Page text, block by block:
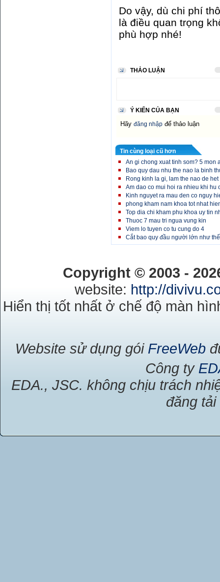
Do vậy, dù chi phí
là điều quan trọng
phù hợp nhé!
THẢO LUẬN
Ý KIẾN CỦA BẠN
Hãy đăng nhập để thảo luận
Tin cùng loại cũ hơn
An gi chong xuat tinh som? 5 mon
Bao quy dau nhu the nao la binh
Rong kinh la gi, lam the nao de het
Am dao co mui hoi ra nhieu khi hu
Kinh nguyet ra mau den co nguy
phong kham nam khoa tot nhat
Top dia chi kham phu khoa uy tin
Thuoc 7 mau tri ngua vung kin
Viem lo tuyen co tu cung do 4
Cắt bao quy đầu người lớn như
Copyright © 2003 -
website: http://
Hiển thị tốt nhất ở chế độ màn
Website sử dụng gói FreeWeb
Công ty
EDA., JSC. không chịu trách
đăng